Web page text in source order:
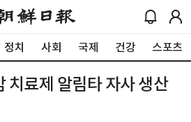
정치 사회 국제 건강 스포츠
치료제 알림타 자사 생산